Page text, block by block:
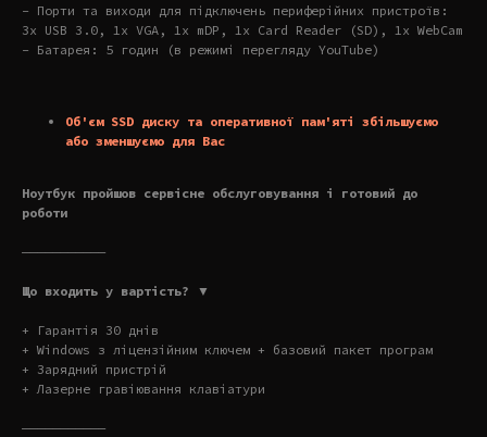
- Порти та виходи для підключень периферійних пристроїв:
3x USB 3.0, 1x VGA, 1x mDP, 1x Card Reader (SD), 1x WebCam
- Батарея: 5 годин (в режимі перегляду YouTube)
Об'єм SSD диску та оперативної пам'яті збільшуємо
або зменшуємо для Вас
Ноутбук пройшов сервісне обслуговування і готовий до
роботи
———————————
Що входить у вартість? ▼
+ Гарантія 30 днів
+ Windows з ліцензійним ключем + базовий пакет програм
+ Зарядний пристрій
+ Лазерне гравіювання клавіатури
———————————